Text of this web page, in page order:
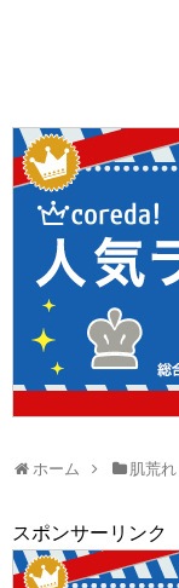
ホーム 肌荒れ
スポンサーリンク